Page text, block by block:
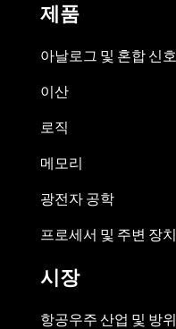
제품
아날로그 및 혼합 신호
이산
로직
메모리
광전자 공학
프로세서 및 주변 장치
시장
항공우주 산업 및 방위